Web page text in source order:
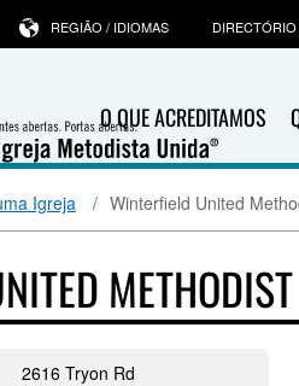
O QUE ACREDITAMOS
REGIÃO / IDIOMAS DIRECTÓRIO
Igreja Winterfield United
2616 Tryon Rd